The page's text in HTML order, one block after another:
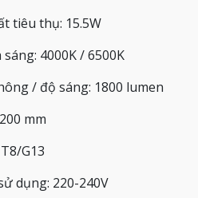
tiêu thụ: 15.5W
4000K / 6500K
/ độ sáng: 1800 lumen
mm
G13
dụng: 220-240V